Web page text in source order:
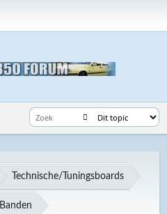
Technische/Tuningsboards
Banden